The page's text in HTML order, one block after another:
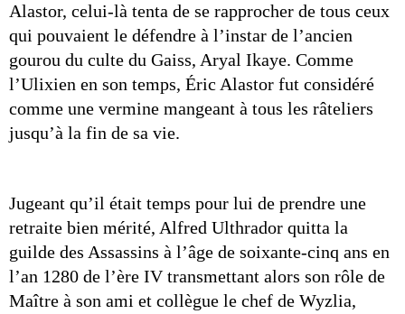
Alastor, celui-là tenta de se rapprocher de tous ceux
qui pouvaient le défendre à l’instar de l’ancien
gourou du culte du Gaiss, Aryal Ikaye. Comme
l’Ulixien en son temps, Éric Alastor fut considéré
comme une vermine mangeant à tous les râteliers
jusqu’à la fin de sa vie.
Jugeant qu’il était temps pour lui de prendre une
retraite bien mérité, Alfred Ulthrador quitta la
guilde des Assassins à l’âge de soixante-cinq ans en
l’an 1280 de l’ère IV transmettant alors son rôle de
Maître à son ami et collègue le chef de Wyzlia,